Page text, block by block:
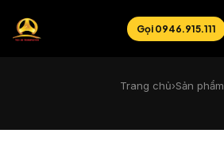
Gọi 0946.915.111
Trang chủ›Sản phẩm